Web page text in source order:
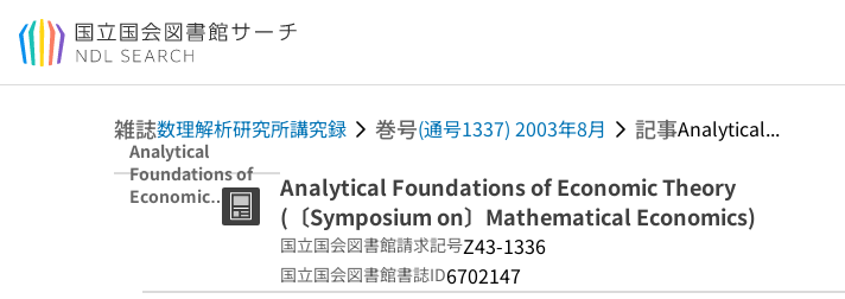
本文へ移動
雑誌数理解析研究所講究録 巻号(通号1337) 2003年8月 記事Analytical...
Analytical
Foundations of
Economic
Mathematical
Analytical Foundations of Economic Theory
(〔Symposium on〕Mathematical Economics)
国立国会図書館請求記号Z43-1336
国立国会図書館書誌ID6702147